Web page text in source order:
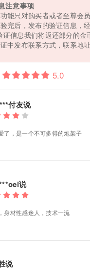
注意事项
能只对购买者或者至尊会员
完后，发布的验证信息，
信息我们将返还部分的金
中发布联系方式，联系地
付友说
了，是一个不可多得的炮架子
说
身材性感迷人，技术一流
说